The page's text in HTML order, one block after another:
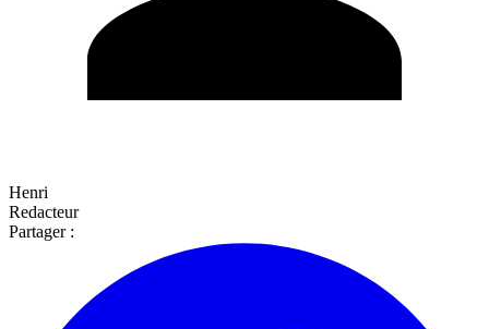
Henri
Redacteur
Partager :